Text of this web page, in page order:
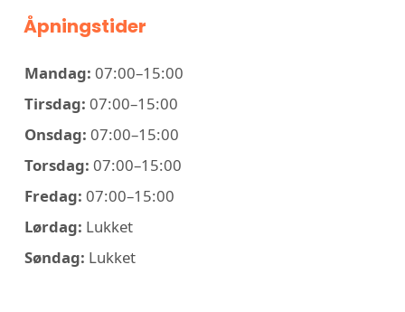
Åpningstider
Mandag: 07:00–15:00
Tirsdag: 07:00–15:00
Onsdag: 07:00–15:00
Torsdag: 07:00–15:00
Fredag: 07:00–15:00
Lørdag: Lukket
Søndag: Lukket